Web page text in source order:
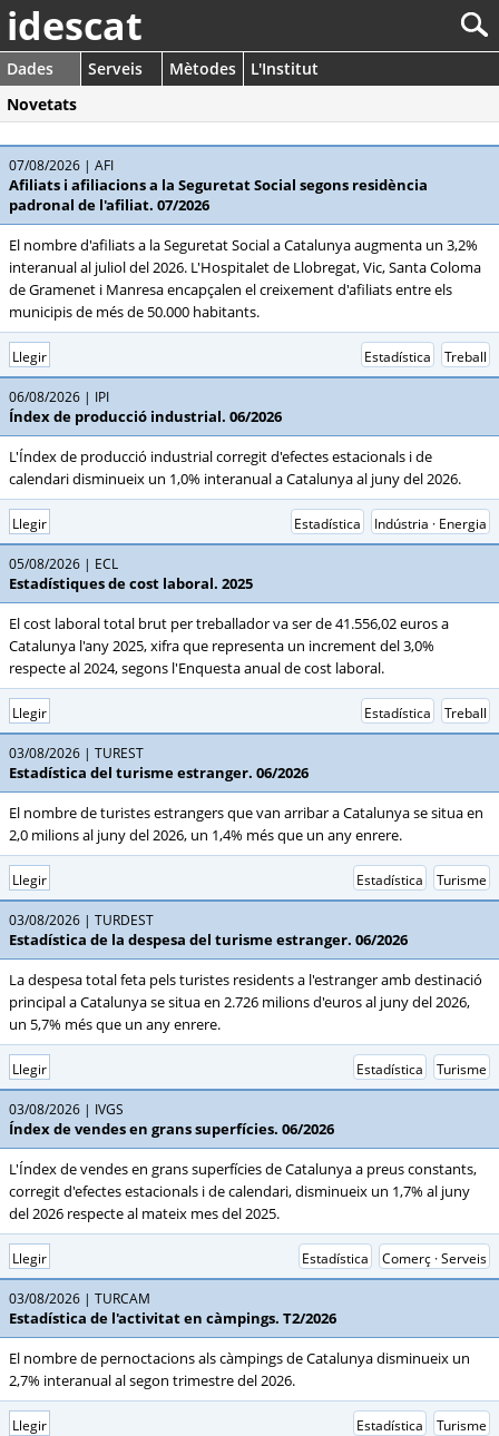
idescat
Dades Serveis Mètodes
L'Institut
Novetats
07/08/2026 AFI
Afiliats i afiliacions a la Seguretat Social segons residència
padronal de l'afiliat. 07/2026
El nombre d'afiliats a la Seguretat Social a Catalunya augmenta un 3,2%
interanual al juliol del 2026. L'Hospitalet de Llobregat, Vic, Santa Coloma
de Gramenet i Manresa encapçalen el creixement d'afiliats entre els
municipis de més de 50.000 habitants.
Llegir Treball
Estadística
06/08/2026 IPI
Índex de producció industrial. 06/2026
L'Índex de producció industrial corregit d'efectes estacionals i de
calendari disminueix un 1,0% interanual a Catalunya al juny del 2026.
Llegir Indústria · Energia
Estadística
05/08/2026 ECL
Estadístiques de cost laboral. 2025
El cost laboral total brut per treballador va ser de 41.556,02 euros a
Catalunya l'any 2025, xifra que representa un increment del 3,0%
respecte al 2024, segons l'Enquesta anual de cost laboral.
Llegir Treball
Estadística
03/08/2026 TUREST
Estadística del turisme estranger. 06/2026
El nombre de turistes estrangers que van arribar a Catalunya se situa en
2,0 milions al juny del 2026, un 1,4% més que un any enrere.
Llegir Turisme
Estadística
03/08/2026 TURDEST
Estadística de la despesa del turisme estranger. 06/2026
La despesa total feta pels turistes residents a l'estranger amb destinació
principal a Catalunya se situa en 2.726 milions d'euros al juny del 2026,
un 5,7% més que un any enrere.
Llegir Turisme
Estadística
03/08/2026 IVGS
Índex de vendes en grans superfícies. 06/2026
L'Índex de vendes en grans superfícies de Catalunya a preus constants,
corregit d'efectes estacionals i de calendari, disminueix un 1,7% al juny
del 2026 respecte al mateix mes del 2025.
Llegir Comerç · Serveis
Estadística
03/08/2026 TURCAM
Estadística de l'activitat en càmpings. T2/2026
El nombre de pernoctacions als càmpings de Catalunya disminueix un
2,7% interanual al segon trimestre del 2026.
Llegir Turisme
Estadística